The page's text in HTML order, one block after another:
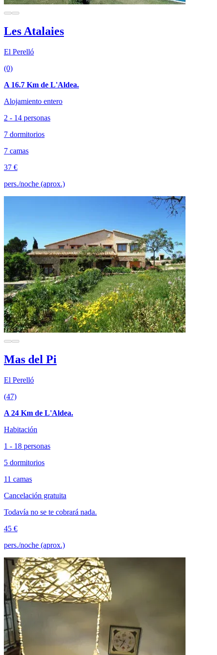
Les Atalaies
El Perelló
(0)
A 16.7 Km de L'Aldea.
Alojamiento entero
2 - 14 personas
7 dormitorios
7 camas
37 €
pers./noche (aprox.)
Mas del Pi
El Perelló
(47)
A 24 Km de L'Aldea.
Habitación
1 - 18 personas
5 dormitorios
11 camas
Cancelación gratuita
Todavía no se te cobrará nada.
45 €
pers./noche (aprox.)